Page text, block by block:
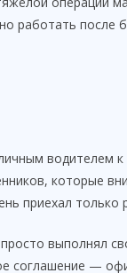
e
o
работать после
водителем
которые
приехал только
выполнял
соглашение —